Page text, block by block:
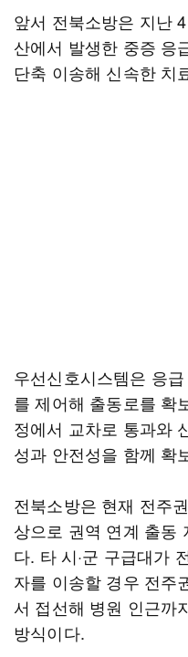
앞서 전북소방은 지난
산에서 발생한 중증 응
단축 이송해 신속한 치
우선신호시스템은 응
를 제어해 출동로를 확
정에서 교차로 통과와
성과 안전성을 함께 확
전북소방은 현재 전주
상으로 권역 연계 출동
다. 타 시·군 구급대가
자를 이송할 경우 전주
서 접선해 병원 인근까
방식이다.